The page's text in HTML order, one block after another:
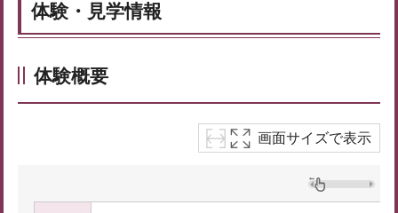
体験・見学情報
体験概要
画面サイズで表示